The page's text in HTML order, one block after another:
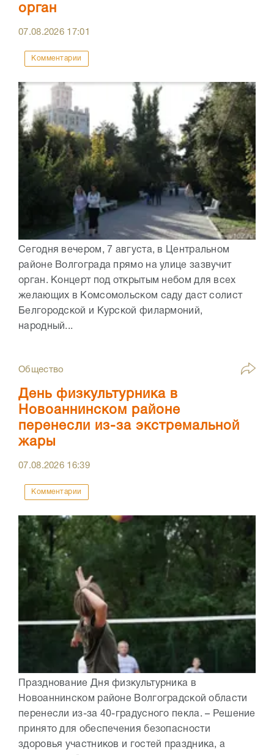
орган
07.08.2026 17:01
Комментарии
Сегодня вечером, 7 августа, в Центральном
районе Волгограда прямо на улице зазвучит
орган. Концерт под открытым небом для всех
желающих в Комсомольском саду даст солист
Белгородской и Курской филармоний,
народный...
Общество
День физкультурника в
Новоаннинском районе
перенесли из-за экстремальной
жары
07.08.2026 16:39
Комментарии
Празднование Дня физкультурника в
Новоаннинском районе Волгоградской области
перенесли из-за 40-градусного пекла. – Решение
принято для обеспечения безопасности
здоровья участников и гостей праздника, а